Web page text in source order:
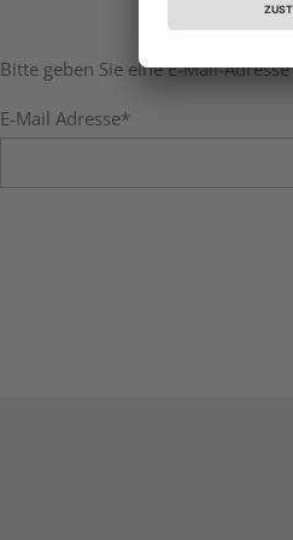
Bitte geben Sie eine E-Mail-
E-Mail Adresse*